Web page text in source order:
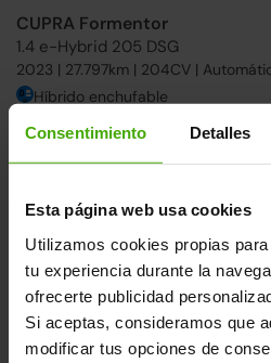
Consentimiento Detalles
Esta página web usa cookies
Utilizamos cookies propias
tu experiencia durante la
ofrecerte publicidad
Si aceptas, consideramos que
modificar tus opciones de
CUPRA Formentor
1.4 e-Hybrid 205 DSG
2023 | 27.797km | 204CV |
Híbrido enchufable